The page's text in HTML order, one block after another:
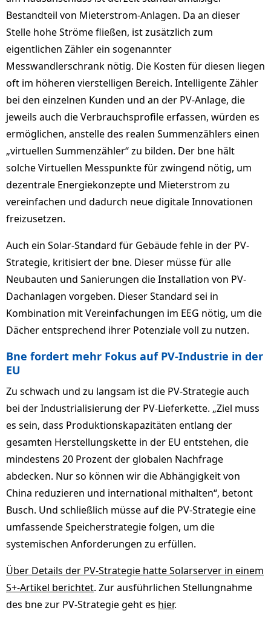
Bestandteil von Mieterstrom-Anlagen. Da an dieser
Stelle hohe Ströme fließen, ist zusätzlich zum
eigentlichen Zähler ein sogenannter
Messwandlerschrank nötig. Die Kosten für diesen liegen
oft im höheren vierstelligen Bereich. Intelligente Zähler
bei den einzelnen Kunden und an der PV-Anlage, die
jeweils auch die Verbrauchsprofile erfassen, würden es
ermöglichen, anstelle des realen Summenzählers einen
„virtuellen Summenzähler“ zu bilden. Der bne hält
solche Virtuellen Messpunkte für zwingend nötig, um
dezentrale Energiekonzepte und Mieterstrom zu
vereinfachen und dadurch neue digitale Innovationen
freizusetzen.
Auch ein Solar-Standard für Gebäude fehle in der PV-
Strategie, kritisiert der bne. Dieser müsse für alle
Neubauten und Sanierungen die Installation von PV-
Dachanlagen vorgeben. Dieser Standard sei in
Kombination mit Vereinfachungen im EEG nötig, um die
Dächer entsprechend ihrer Potenziale voll zu nutzen.
Bne fordert mehr Fokus auf PV-Industrie in der
EU
Zu schwach und zu langsam ist die PV-Strategie auch
bei der Industrialisierung der PV-Lieferkette. „Ziel muss
es sein, dass Produktionskapazitäten entlang der
gesamten Herstellungskette in der EU entstehen, die
mindestens 20 Prozent der globalen Nachfrage
abdecken. Nur so können wir die Abhängigkeit von
China reduzieren und international mithalten“, betont
Busch. Und schließlich müsse auf die PV-Strategie eine
umfassende Speicherstrategie folgen, um die
systemischen Anforderungen zu erfüllen.
Über Details der PV-Strategie hatte Solarserver in einem
S+-Artikel berichtet. Zur ausführlichen Stellungnahme
des bne zur PV-Strategie geht es hier.